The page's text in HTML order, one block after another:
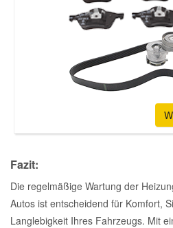
Fazit:
Die regelmäßige Wartung der
Autos ist entscheidend für Komfort,
Langlebigkeit Ihres Fahrzeugs. Mit
Vauxhall Ersatzteile